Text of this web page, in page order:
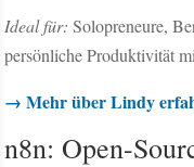
Ideal für: Solopreneure,
persönliche Produktivität
→ Mehr über Lindy
n8n: Open-